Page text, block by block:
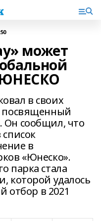
может
ЮНЕСКО
в своих
посвященный
Он сообщил, что
в
«Юнеско».
парка стала
которой удалось
отбор в 2021